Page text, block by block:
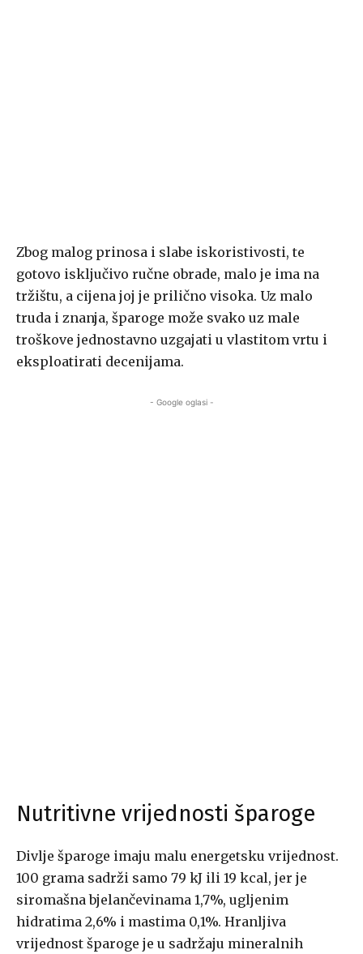
Zbog malog prinosa i slabe iskoristivosti, te
gotovo isključivo ručne obrade, malo je ima na
tržištu, a cijena joj je prilično visoka. Uz malo
truda i znanja, šparoge može svako uz male
troškove jednostavno uzgajati u vlastitom vrtu i
eksploatirati decenijama.
- Google oglasi -
Nutritivne vrijednosti šparoge
Divlje šparoge imaju malu energetsku vrijednost.
100 grama sadrži samo 79 kJ ili 19 kcal, jer je
siromašna bjelančevinama 1,7%, ugljenim
hidratima 2,6% i mastima 0,1%. Hranljiva
vrijednost šparoge je u sadržaju mineralnih